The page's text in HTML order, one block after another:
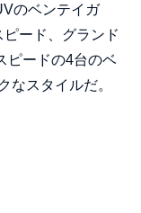
のベンテイガ
ード、グランド
ピードの4台のベ
なスタイルだ。